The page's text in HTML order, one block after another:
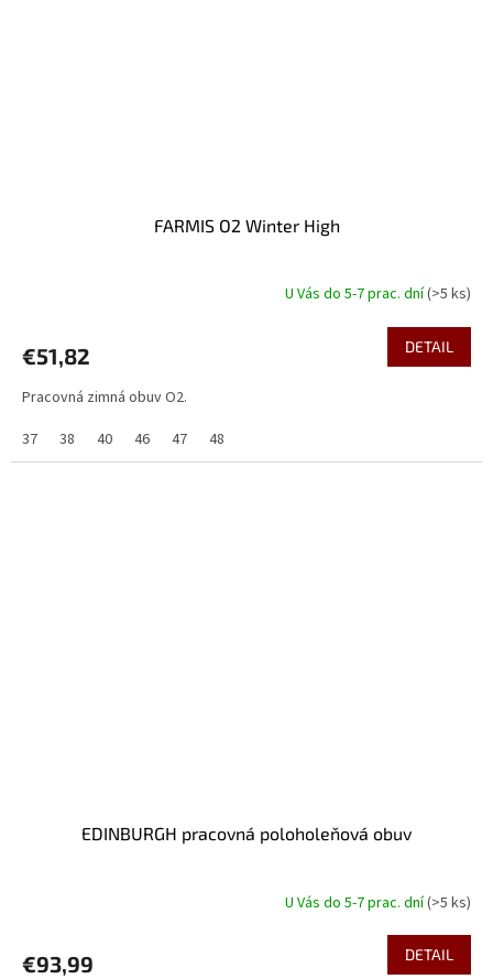
FARMIS O2 Winter High
U Vás do 5-7 prac. dní(>5 ks)
€51,82 DETAIL
Pracovná zimná obuv O2.
37
38 40 46 47 48
EDINBURGH pracovná poloholeňová obuv
U Vás do 5-7 prac. dní(>5 ks)
€93,99 DETAIL